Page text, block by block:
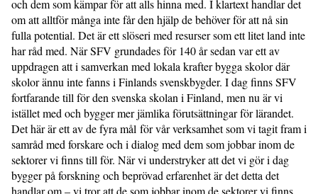
och dem som kämpar för att alls hinna med. I klartext handlar det
om att alltför många inte får den hjälp de behöver för att nå sin
fulla potential. Det är ett slöseri med resurser som ett litet land inte
har råd med. När SFV grundades för 140 år sedan var ett av
uppdragen att i samverkan med lokala krafter bygga skolor där
skolor ännu inte fanns i Finlands svenskbygder. I dag finns SFV
fortfarande till för den svenska skolan i Finland, men nu är vi
istället med och bygger mer jämlika förutsättningar för lärandet.
Det här är ett av de fyra mål för vår verksamhet som vi tagit fram i
samråd med forskare och i dialog med dem som jobbar inom de
sektorer vi finns till för. När vi understryker att det vi gör i dag
bygger på forskning och beprövad erfarenhet är det detta det
handlar om – vi tror att de som jobbar inom de sektorer vi finns